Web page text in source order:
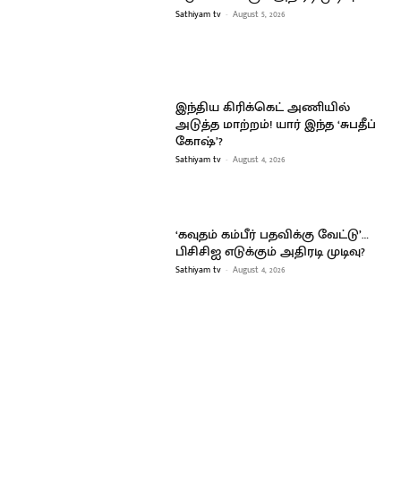
Sathiyam tv - August 5, 2026
இந்திய கிரிக்கெட் அணியில்
அடுத்த மாற்றம்! யார் இந்த ‘சுபதீப்
கோஷ்’?
Sathiyam tv - August 4, 2026
‘கவுதம் கம்பீர் பதவிக்கு வேட்டு’…
பிசிசிஐ எடுக்கும் அதிரடி முடிவு?
Sathiyam tv - August 4, 2026